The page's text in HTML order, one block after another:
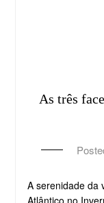
As três
A serenidade da